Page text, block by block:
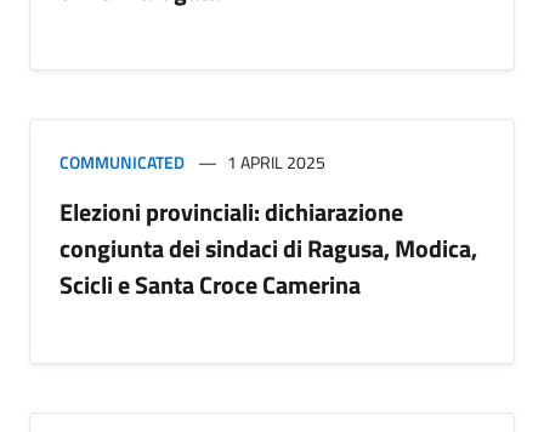
COMMUNICATED 1 APRIL 2025
Elezioni provinciali: dichiarazione
congiunta dei sindaci di Ragusa, Modica,
Scicli e Santa Croce Camerina